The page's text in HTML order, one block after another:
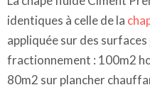
identiques à celle de la
appliquée sur des
fractionnement : 100m2
80m2 sur plancher